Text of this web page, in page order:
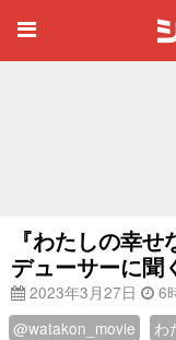
『わたしの幸
デューサーに聞
2023年3月27日
6
@watakon_movie
わ